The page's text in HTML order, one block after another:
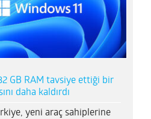
GB RAM tavsiye ettiği bir
daha kaldırdı
yeni araç sahiplerine